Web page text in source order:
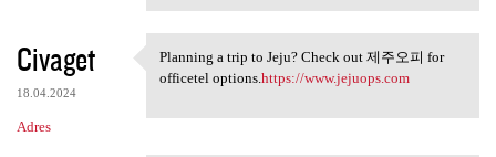
Civaget
18.04.2024
Adres
Planning a trip to Jeju?
Planning a trip to Jeju? Check out 제주오피 for
officetel options. https://www.jejuops.com